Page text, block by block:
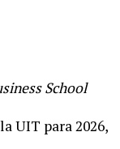
School
UIT para 2026,